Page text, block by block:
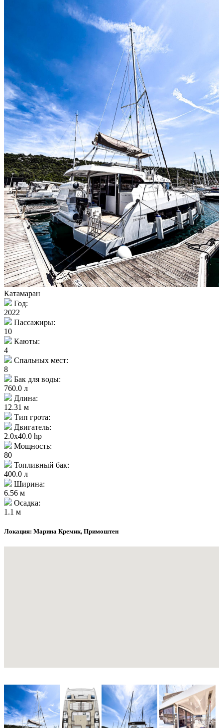
Катамаран
Год:
2022
Пассажиры:
10
Каюты:
4
Спальных мест:
8
Бак для воды:
760.0 л
Длина:
12.31 м
Тип грота:
Двигатель:
2.0x40.0 hp
Мощность:
80
Топливный бак:
400.0 л
Ширина:
6.56 м
Осадка:
1.1 м
Локация: Марина Кремик, Примоштен